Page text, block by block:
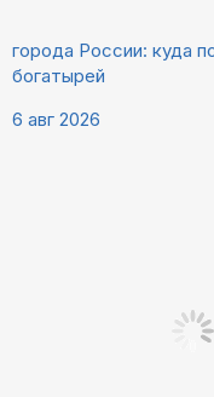
города России: куда
богатырей
6 авг 2026